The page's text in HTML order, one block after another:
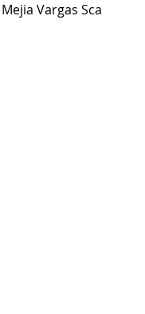
Mejia Vargas Sca